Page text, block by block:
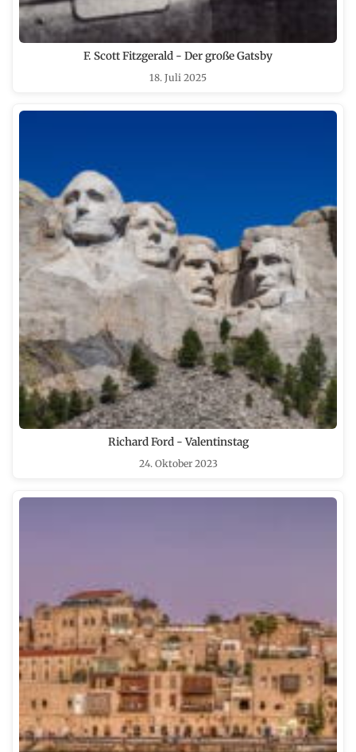
F. Scott Fitzgerald - Der große Gatsby
18. Juli 2025
Richard Ford - Valentinstag
24. Oktober 2023